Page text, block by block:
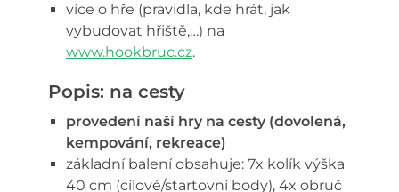
více o hře (pravidla, kde hrát, jak
vybudovat hřiště,…) na
www.hookbruc.cz.
Popis: na cesty
provedení naší hry na cesty (dovolená,
kempování, rekreace)
základní balení obsahuje: 7x kolík výška
40 cm (cílové/startovní body), 4x obruč